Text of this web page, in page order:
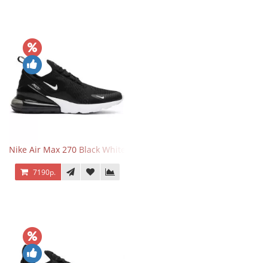
Nike Air Max 270 Black White
7190р.